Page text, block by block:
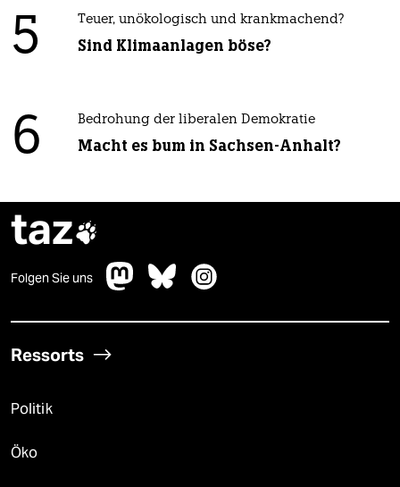
5 Teuer, unökologisch und krankmachend?
Sind Klimaanlagen böse?
6 Bedrohung der liberalen Demokratie
Macht es bum in Sachsen-Anhalt?
taz
Folgen Sie uns
Ressorts
Politik
Öko